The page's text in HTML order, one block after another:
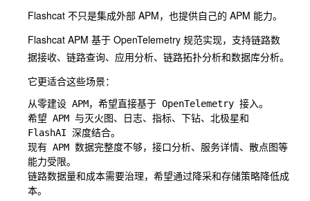
Flashcat 不只是集成外部 APM，也提供自己的 APM 能力。
Flashcat APM 基于 OpenTelemetry 规范实现，支持链路数
据接收、链路查询、应用分析、链路拓扑分析和数据库分析。
它更适合这些场景：
从零建设 APM，希望直接基于 OpenTelemetry 接入。
希望 APM 与灭火图、日志、指标、下钻、北极星和
FlashAI 深度结合。
现有 APM 数据完整度不够，接口分析、服务详情、散点图等
能力受限。
链路数据量和成本需要治理，希望通过降采和存储策略降低成